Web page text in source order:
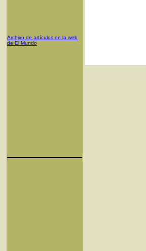
Archivo de artículos en la web
de El Mundo